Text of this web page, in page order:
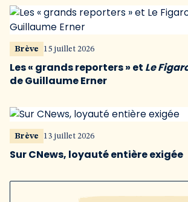
Brève 15 juillet 2026
Les « grands reporters » et Le
de Guillaume Erner
Brève 13 juillet 2026
Sur CNews, loyauté entière exigée